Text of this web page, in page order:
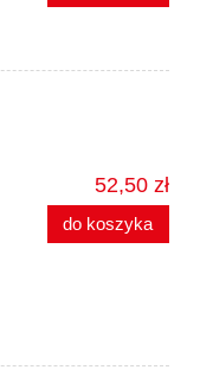
52,50 zł
do koszyka